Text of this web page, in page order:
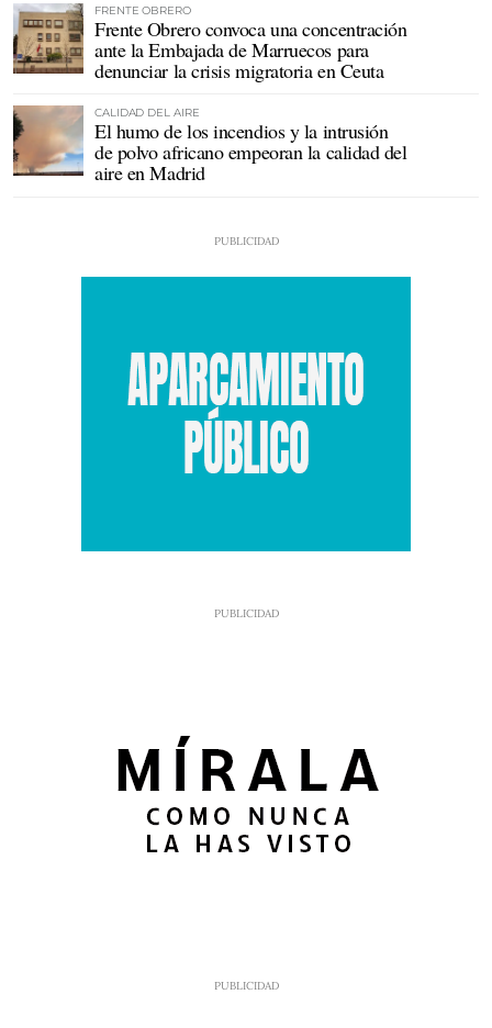
FRENTE OBRERO
Frente Obrero convoca una concentración
ante la Embajada de Marruecos para
denunciar la crisis migratoria en Ceuta
CALIDAD DEL AIRE
El humo de los incendios y la intrusión
de polvo africano empeoran la calidad del
aire en Madrid